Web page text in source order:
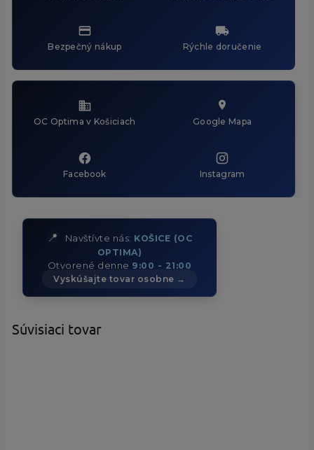
Bezpečný nákup Rýchle doručenie
OC Optima v Košiciach Google Mapa
Facebook Instagram
📍 Navštívte nás: KOŠICE (OC
OPTIMA)
Otvorené denne 9:00 - 21:00
Vyskúšajte tovar osobne →
Súvisiaci tovar